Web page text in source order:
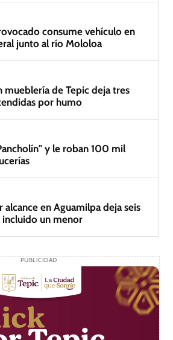
consume vehículo en
junto al río Mololoa
mueblería de Tepic deja tres
por humo
y le roban 100 mil
alcance en Aguamilpa deja seis
incluido un menor
PUBLICIDAD